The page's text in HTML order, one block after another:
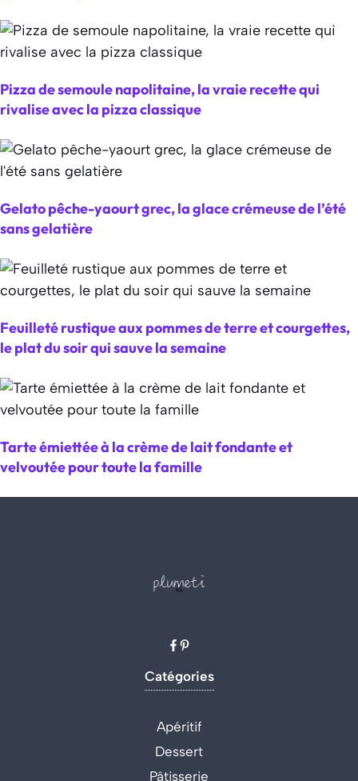
Pizza de semoule napolitaine, la vraie recette qui
rivalise avec la pizza classique
Gelato pêche-yaourt grec, la glace crémeuse de l’été
sans gelatière
Feuilleté rustique aux pommes de terre et courgettes,
le plat du soir qui sauve la semaine
Tarte émiettée à la crème de lait fondante et
velvoutée pour toute la famille
Catégories
Apéritif
Dessert
Pâtisserie